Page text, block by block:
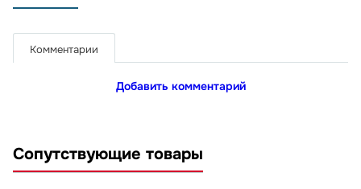
Комментарии
Добавить комментарий
Сопутствующие товары